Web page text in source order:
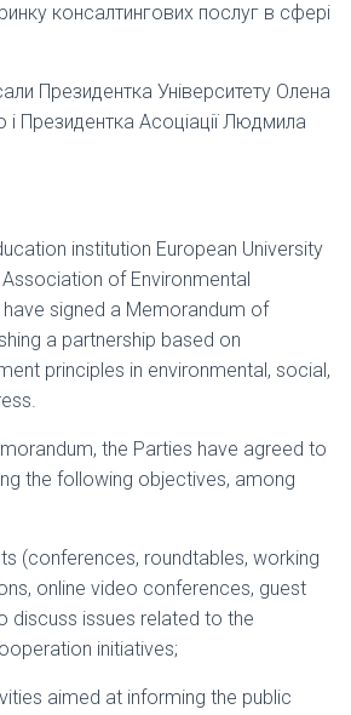
консалтингових послуг в сфері
Президентка Університету Олена
і Президентка Асоціації Людмила
institution European University
of Environmental
have signed a Memorandum of
a partnership based on
principles in environmental, social,
the Parties have agreed to
the following objectives, among
(conferences, roundtables, working
online video conferences, guest
discuss issues related to the
initiatives;
aimed at informing the public